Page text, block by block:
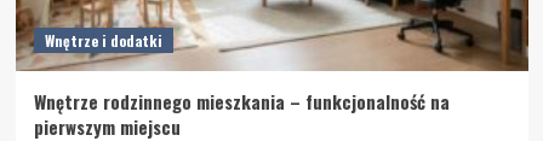
Wnętrze i dodatki
Wnętrze rodzinnego mieszkania – funkcjonalność na
pierwszym miejscu